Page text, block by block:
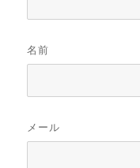
名前
メール